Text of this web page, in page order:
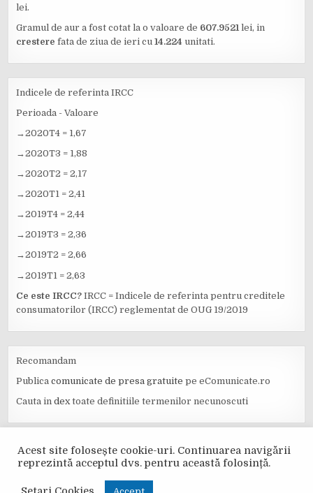
lei.
Gramul de aur a fost cotat la o valoare de 607.9521 lei, in
crestere fata de ziua de ieri cu14.224 unitati.
Indicele de referinta IRCC
Perioada - Valoare
→2020T4 = 1,67
→2020T3 = 1,88
→2020T2 = 2,17
→2020T1 = 2,41
→2019T4 = 2,44
→2019T3 = 2,36
→2019T2 = 2,66
→2019T1 = 2,63
Ce este IRCC? IRCC = Indicele de referinta pentru creditele
consumatorilor (IRCC) reglementat de OUG 19/2019
Recomandam
Publicacomunicate de presa gratuite pe eComunicate.ro
Cauta index toate definitiile termenilor necunoscuti
MENU
Copyright © 2026 CurBNR.ro
Acest site folosește cookie-uri. Continuarea navigării
reprezintă acceptul dvs. pentru această folosință.